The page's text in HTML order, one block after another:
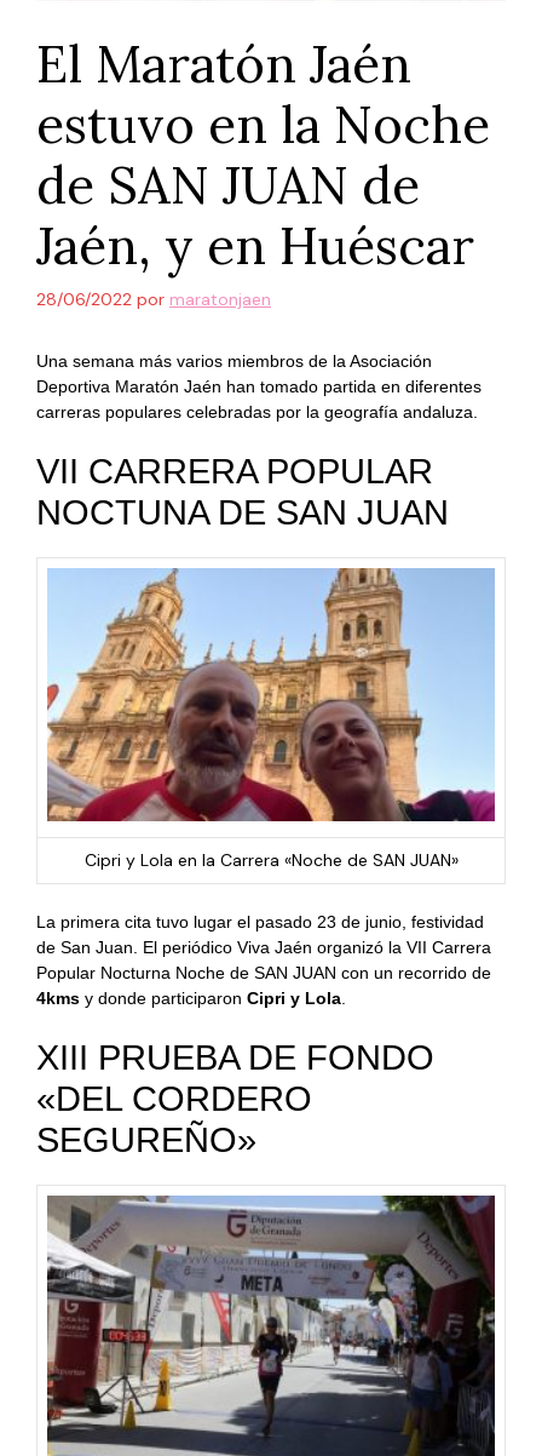
El Maratón Jaén
estuvo en la Noche
de SAN JUAN de
Jaén, y en Huéscar
28/06/2022 por maratonjaen
Una semana más varios miembros de la Asociación
Deportiva Maratón Jaén han tomado partida en diferentes
carreras populares celebradas por la geografía andaluza.
VII CARRERA POPULAR
NOCTUNA DE SAN JUAN
Cipri y Lola en la Carrera «Noche de SAN JUAN»
La primera cita tuvo lugar el pasado 23 de junio, festividad
de San Juan. El periódico Viva Jaén organizó la VII Carrera
Popular Nocturna Noche de SAN JUAN con un recorrido de
4kms y donde participaron Cipri y Lola.
XIII PRUEBA DE FONDO
«DEL CORDERO
SEGUREÑO»